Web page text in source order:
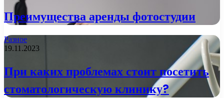
Преимущества аренды фотостудии
Разное
19.11.2023
При каких проблемах стоит посетить
стоматологическую клинику?